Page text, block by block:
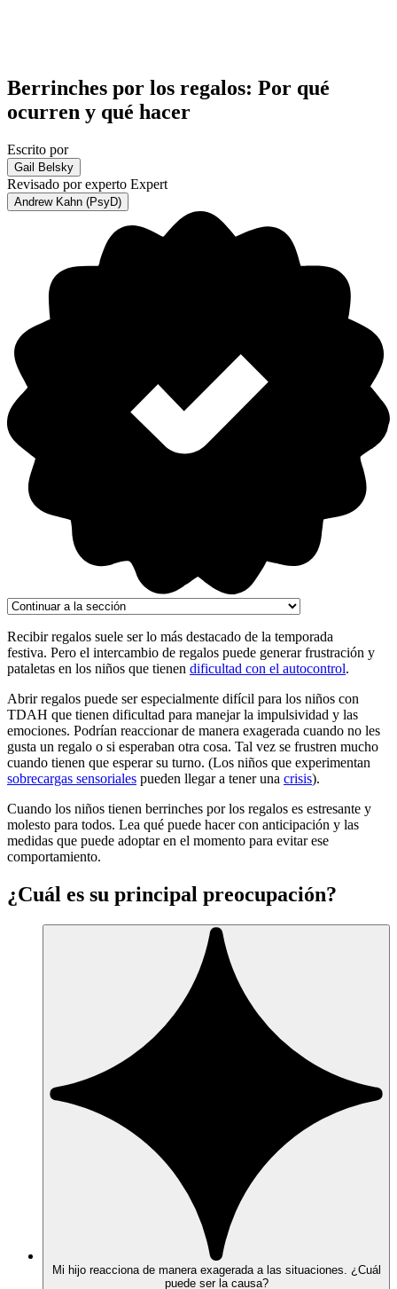
Berrinches por los regalos: Por qué
ocurren y qué hacer
Escrito por
Gail Belsky
Revisado por experto Expert
Andrew Kahn (PsyD)
Recibir regalos suele ser lo más destacado de la temporada
festiva. Pero el intercambio de regalos puede generar frustración y
pataletas en los niños que tienen dificultad con el autocontrol.
Abrir regalos puede ser especialmente difícil para los niños con
TDAH que tienen dificultad para manejar la impulsividad y las
emociones. Podrían reaccionar de manera exagerada cuando no les
gusta un regalo o si esperaban otra cosa. Tal vez se frustren mucho
cuando tienen que esperar su turno. (Los niños que experimentan
sobrecargas sensoriales pueden llegar a tener una crisis).
Cuando los niños tienen berrinches por los regalos es estresante y
molesto para todos. Lea qué puede hacer con anticipación y las
medidas que puede adoptar en el momento para evitar ese
comportamiento.
¿Cuál es su principal preocupación?
Mi hijo reacciona de manera exagerada a las situaciones. ¿Cuál
puede ser la causa?